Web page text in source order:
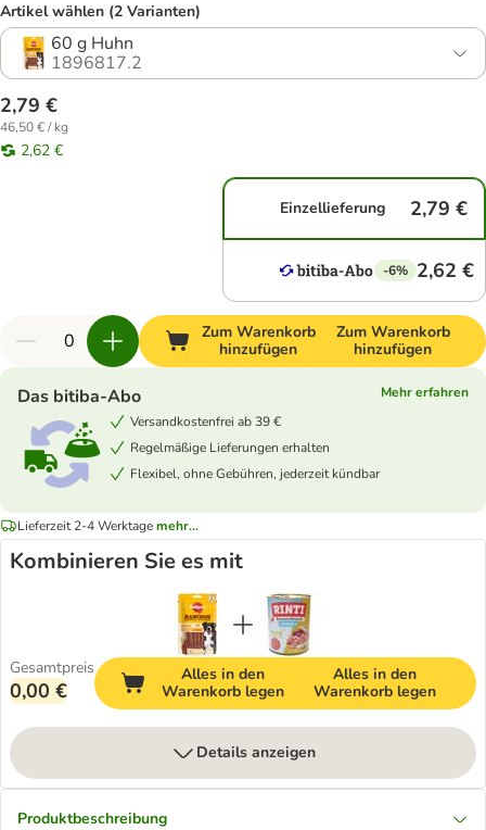
Artikel wählen (2 Varianten)
60 g Huhn
1896817.2
2,79 €
46,50 € / kg
2,62 €
Einzellieferung 2,79 €
-6% 2,62 €
Zum Warenkorb
hinzufügen
Zum Warenkorb
hinzufügen
Das bitiba-Abo
Mehr erfahren
Versandkostenfrei ab 39 €
Regelmäßige Lieferungen erhalten
Flexibel, ohne Gebühren, jederzeit kündbar
Lieferzeit 2-4 Werktagemehr...
Kombinieren Sie es mit
Gesamtpreis
0,00 €
Alles in den
Warenkorb legen
Alles in den
Warenkorb legen
Details anzeigen
Produktbeschreibung